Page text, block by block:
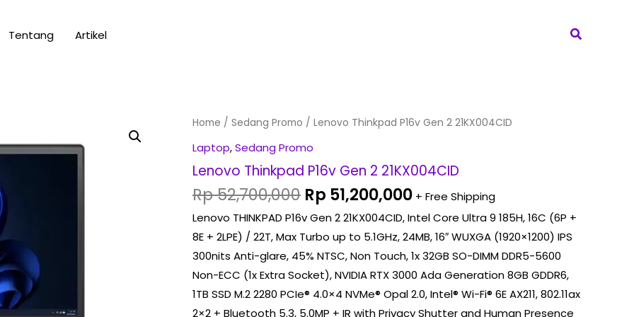
Tentang Artikel Search
Home / Sedang Promo / Lenovo Thinkpad P16v Gen 2 21KX004CID
Laptop,Sedang Promo
Lenovo Thinkpad P16v Gen 2 21KX004CID
Rp52,700,000
Original
price
was:
Rp 52,700,000.
Rp 51,200,000
Current
is:
Rp 51,200,000.
+ Free Shipping
Lenovo THINKPAD P16v Gen 2 21KX004CID, Intel Core Ultra 9 185H, 16C (6P +
8E + 2LPE) / 22T, Max Turbo up to 5.1GHz, 24MB, 16″ WUXGA (1920×1200) IPS
300nits Anti-glare, 45% NTSC, Non Touch, 1x 32GB SO-DIMM DDR5-5600
Non-ECC (1x Extra Socket), NVIDIA RTX 3000 Ada Generation 8GB GDDR6,
1TB SSD M.2 2280 PCIe® 4.0×4 NVMe® Opal 2.0, Intel® Wi-Fi® 6E AX211, 802.11ax
2×2 + Bluetooth 5.3, 5.0MP + IR with Privacy Shutter and Human Presence
Lenovo
Thinkpad
Gen
2
21KX004CID
quantity